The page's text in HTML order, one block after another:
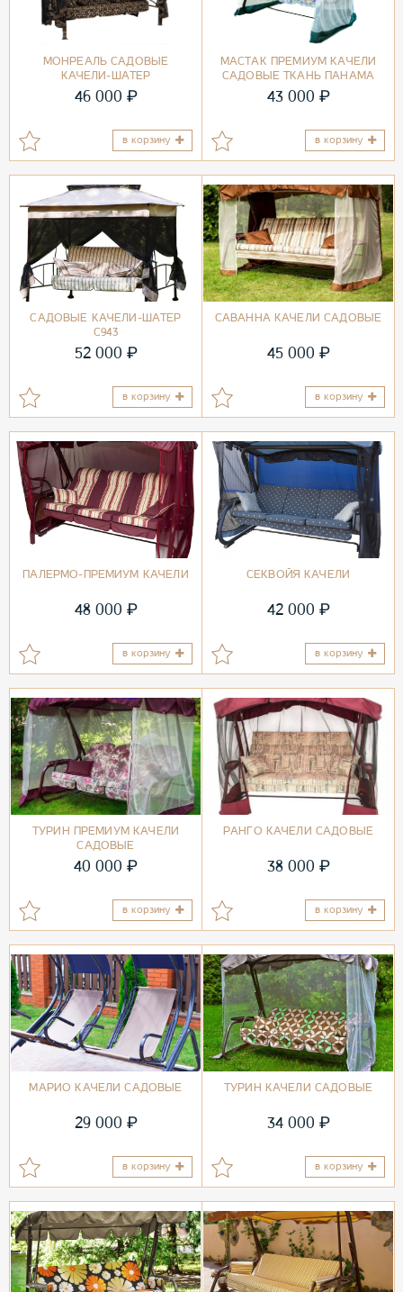
МОНРЕАЛЬ САДОВЫЕ
КАЧЕЛИ-ШАТЕР
46 000 ₽
в корзину
МАСТАК ПРЕМИУМ КАЧЕЛИ
САДОВЫЕ ТКАНЬ ПАНАМА
43 000 ₽
в корзину
САДОВЫЕ КАЧЕЛИ-ШАТЕР
С943
52 000 ₽
в корзину
САВАННА КАЧЕЛИ САДОВЫЕ
45 000 ₽
в корзину
ПАЛЕРМО-ПРЕМИУМ КАЧЕЛИ
48 000 ₽
в корзину
СЕКВОЙЯ КАЧЕЛИ
42 000 ₽
в корзину
ТУРИН ПРЕМИУМ КАЧЕЛИ
САДОВЫЕ
40 000 ₽
в корзину
РАНГО КАЧЕЛИ САДОВЫЕ
38 000 ₽
в корзину
МАРИО КАЧЕЛИ САДОВЫЕ
29 000 ₽
в корзину
ТУРИН КАЧЕЛИ САДОВЫЕ
34 000 ₽
в корзину